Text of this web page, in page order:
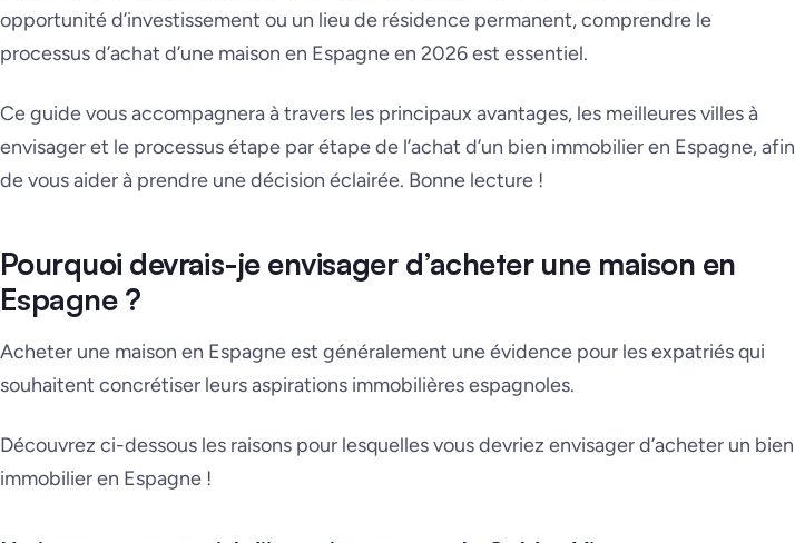
opportunité d’investissement ou un lieu de résidence permanent, comprendre le
processus d’achat d’une maison en Espagne en 2026 est essentiel.
Ce guide vous accompagnera à travers les principaux avantages, les meilleures villes à
envisager et le processus étape par étape de l’achat d’un bien immobilier en Espagne, afin
de vous aider à prendre une décision éclairée. Bonne lecture !
Pourquoi devrais-je envisager d’acheter une maison en
Espagne ?
Acheter une maison en Espagne est généralement une évidence pour les expatriés qui
souhaitent concrétiser leurs aspirations immobilières espagnoles.
Découvrez ci-dessous les raisons pour lesquelles vous devriez envisager d’acheter un bien
immobilier en Espagne !